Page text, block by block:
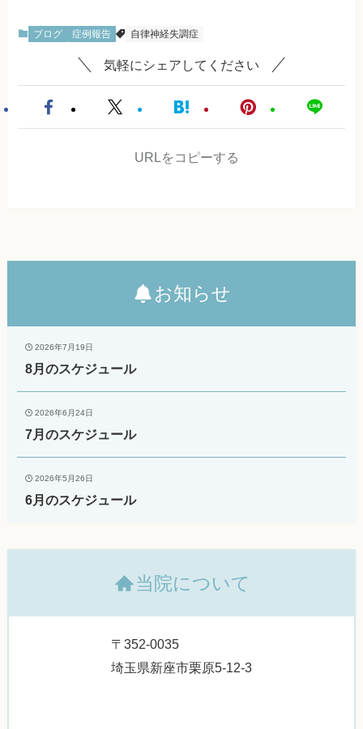
ブログ 症例報告 自律神経失調症
気軽にシェアしてください
URLをコピーする
お知らせ
2026年7月19日
8月のスケジュール
2026年6月24日
7月のスケジュール
2026年5月26日
6月のスケジュール
当院について
〒352-0035
埼玉県新座市栗原5-12-3